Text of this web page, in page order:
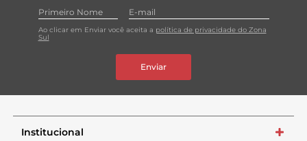
Ao clicar em Enviar você aceita a política de privacidade do Zona
Sul
Enviar
Institucional +